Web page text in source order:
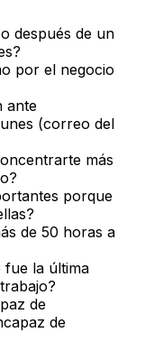
después de un
por el negocio
ante
(correo del
más
porque
de 50 horas a
fue la última
de
de